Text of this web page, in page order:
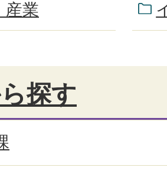
産業
探す